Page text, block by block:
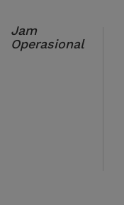
Jam
Operasional